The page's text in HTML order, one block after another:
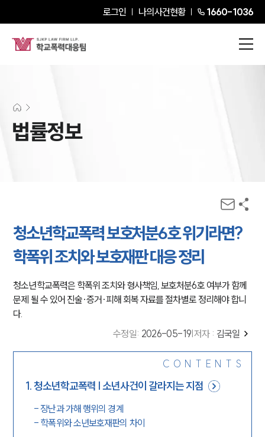
로그인 나의사건현황 1660-1036
법률정보
청소년학교폭력 보호처분6호 위기라면?
학폭위 조치와 보호재판 대응 정리
청소년학교폭력은 학폭위 조치와 형사책임, 보호처분6호 여부가 함께
문제 될 수 있어 진술·증거·피해 회복 자료를 절차별로 정리해야 합니
다.
수정일: 2026-05-19 저자 : 김국일
CONTENTS
1.청소년학교폭력 | 소년사건이 갈라지는 지점
-장난과 가해 행위의 경계
- 학폭위와 소년보호재판의 차이